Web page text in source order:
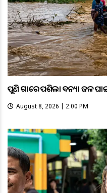
ପୁଣି ଗାଁରେ ପଶିଲା ବନ୍ୟା ଜଳ
August 8, 2026 | 2:00 PM